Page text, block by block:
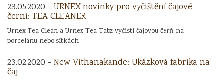
23.05.2020 - URNEX novinky pro vyčištění čajové
černi: TEA CLEANER
Urnex Tea Clean a Urnex Tea Tabz vyčistí čajovou čerň na
porcelánu nebo sítkách
23.02.2020 - New Vithanakande: Ukázková fabrika na
čaj